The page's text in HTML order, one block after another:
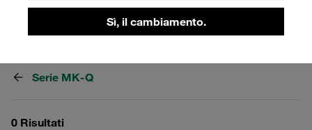
Sì, il cambiamento.
Serie MK-Q
0 Risultati